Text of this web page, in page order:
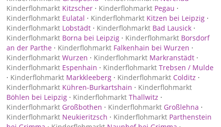
Kinderflohmarkt Kitzscher · Kinderflohmarkt Pegau ·
Kinderflohmarkt Eulatal · Kinderflohmarkt Kitzen bei Leipzig ·
Kinderflohmarkt Lobstädt · Kinderflohmarkt Bad Lausick ·
Kinderflohmarkt Borna bei Leipzig · Kinderflohmarkt Borsdorf
an der Parthe · Kinderflohmarkt Falkenhain bei Wurzen ·
Kinderflohmarkt Wurzen · Kinderflohmarkt Markranstädt ·
Kinderflohmarkt Espenhain · Kinderflohmarkt Trebsen / Mulde
· Kinderflohmarkt Markkleeberg · Kinderflohmarkt Colditz ·
Kinderflohmarkt Kühren-Burkartshain · Kinderflohmarkt
Böhlen bei Leipzig · Kinderflohmarkt Thallwitz ·
Kinderflohmarkt Großbothen · Kinderflohmarkt Großlehna ·
Kinderflohmarkt Neukieritzsch · Kinderflohmarkt Parthenstein